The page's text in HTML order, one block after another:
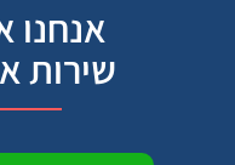
אנחנו
שירות